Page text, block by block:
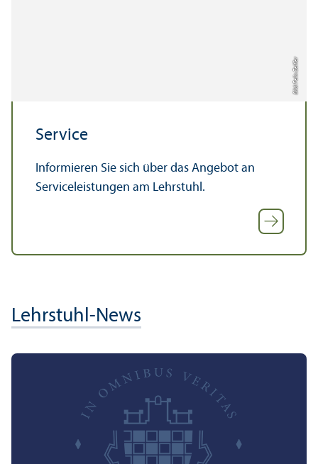
Bild: Felix Zeiffer
Service
Informieren Sie sich über das Angebot an
Serviceleistungen am Lehr­stuhl.
Lehr­stuhl-News